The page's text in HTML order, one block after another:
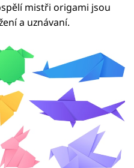
mistři origami jsou
a uznávaní.